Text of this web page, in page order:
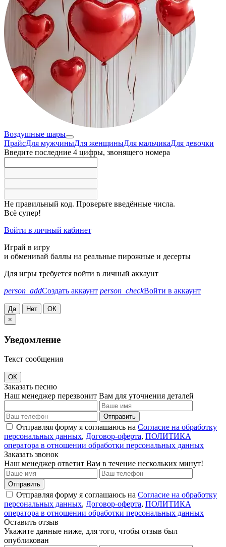
Воздушные шары
ПрайсДля мужчиныДля женщиныДля мальчикаДля девочки
Введите последние 4 цифры, звонящего номера
Не правильный код. Проверьте введённые числа.
Всё супер!
Войти в личный кабинет
Играй в игру
и обменивай баллы на реальные пирожные и десерты
Для игры требуется войти в личный аккаунт
person_addСоздать аккаунт person_checkВойти в аккаунт
Да Нет
ОК
×
Уведомление
Текст сообщения
ОК
Заказать песню
Наш менеджер перезвонит Вам для уточнения деталей
Отправить
Отправляя форму я соглашаюсь на Согласие на обработку
персональных данных, Договор-оферта, ПОЛИТИКА
оператора в отношении обработки персональных данных
Заказать звонок
Наш менеджер ответит Вам в течение нескольких минут!
Отправить
Отправляя форму я соглашаюсь на Согласие на обработку
персональных данных, Договор-оферта, ПОЛИТИКА
оператора в отношении обработки персональных данных
Оставить отзыв
Укажите данные ниже, для того, чтобы отзыв был
опубликован